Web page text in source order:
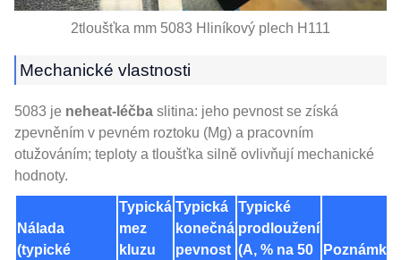
2tloušťka mm 5083 Hliníkový plech H111
Mechanické vlastnosti
5083 je neheat-léčba slitina: jeho pevnost se získá
zpevněním v pevném roztoku (Mg) a pracovním
otužováním; teploty a tloušťka silně ovlivňují mechanické
hodnoty.
Nálada
(typické
Typická
mez
kluzu
Typická
konečná
pevnost
Typické
prodloužení
(A, % na 50
Poznámky